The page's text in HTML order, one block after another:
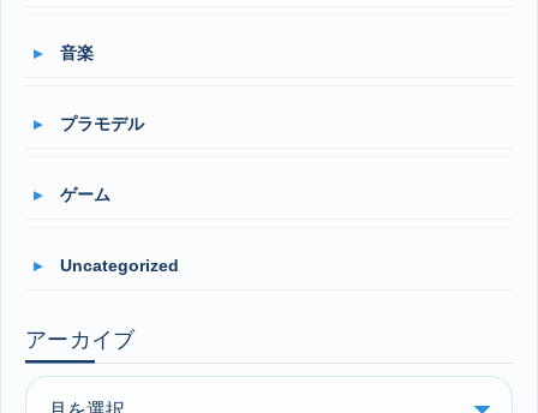
音楽
プラモデル
ゲーム
Uncategorized
アーカイブ